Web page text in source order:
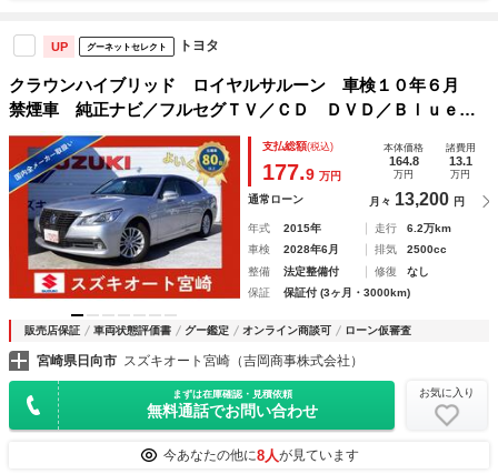
UP グーネットセレクト トヨタ
クラウンハイブリッド ロイヤルサルーン 車検１０年６月
禁煙車 純正ナビ／フルセグＴＶ／ＣＤ ＤＶＤ／Ｂｌｕｅｔ
ｏｏｔｈ バックカメラ ドラレコ シ－トヒ－タ－ ＵＳ
Ｂ 新品バッテリー クルーズコントロール パワーシート
ＥＴＣ 鑑定済車
支払総額(税込)
177.9 万円
本体価格
164.8
万円
諸費用
13.1
万円
通常ローン 月々 13,200 円
年式 2015年 走行
6.2万km
車検
2028年6月 排気
2500cc
整備
法定整備付 修復
なし
保証
保証付 (3ヶ月・3000km)
販売店保証 車両状態評価書 グー鑑定 オンライン商談可 ローン仮審査
宮崎県日向市 スズキオート宮崎（吉岡商事株式会社）
まずは在庫確認・見積依頼
無料通話でお問い合わせ
お気に入り
今あなたの他に8人が見ています